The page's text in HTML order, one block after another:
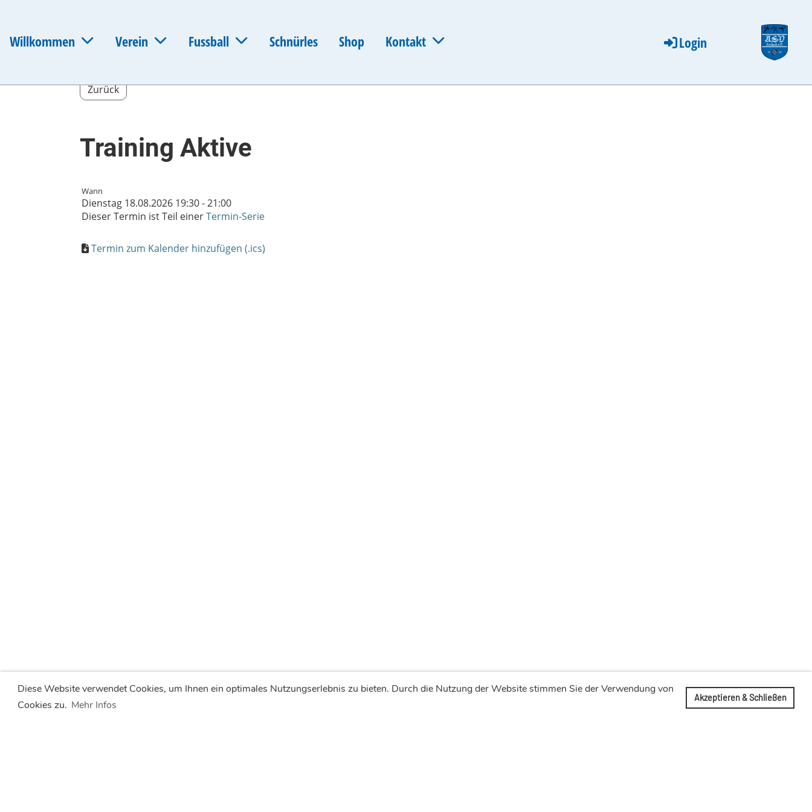
Diese Website verwendet Cookies, um Ihnen ein optimales Nutzungserlebnis zu bieten. Durch die Nutzung der Website stimmen Sie der Verwendung von
Cookies zu. Mehr Infos
Akzeptieren & Schließen
Willkommen Verein Fussball Schnürles Shop Kontakt Login
Zurück
Training Aktive
Wann
Dienstag 18.08.2026 19:30 - 21:00
Dieser Termin ist Teil einerTermin-Serie
Termin zum Kalender hinzufügen (.ics)